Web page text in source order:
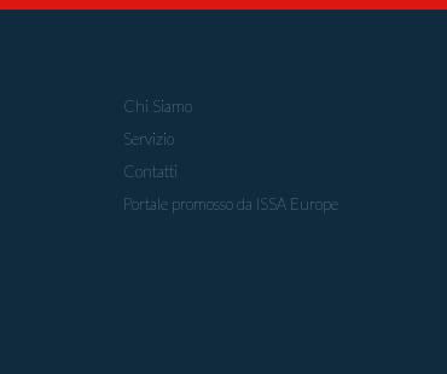
Chi Siamo
Servizio
Contatti
Portale promosso da ISSA Europe